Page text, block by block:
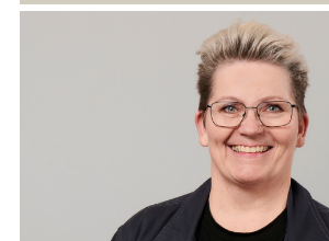
Kurset er udviklet til ufaglærte og
opnå grundlæggende praktisk og
lysbuesvejsning proces 111. Det
gjort sig bekendt med, at kurset både
teoretisk undervisning. Jævnfør
bekendtgørelse om arbejdsmiljøfaglige
deltagelse i kurset, at deltagerne har
uddannelsen 44530 Arbejdsmiljø og
svejsning/termisk.